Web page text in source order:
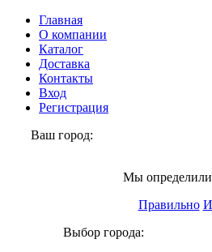
Главная
О компании
Каталог
Доставка
Контакты
Вход
Регистрация
Ваш город:
Мы
Правильно
Выбор города: